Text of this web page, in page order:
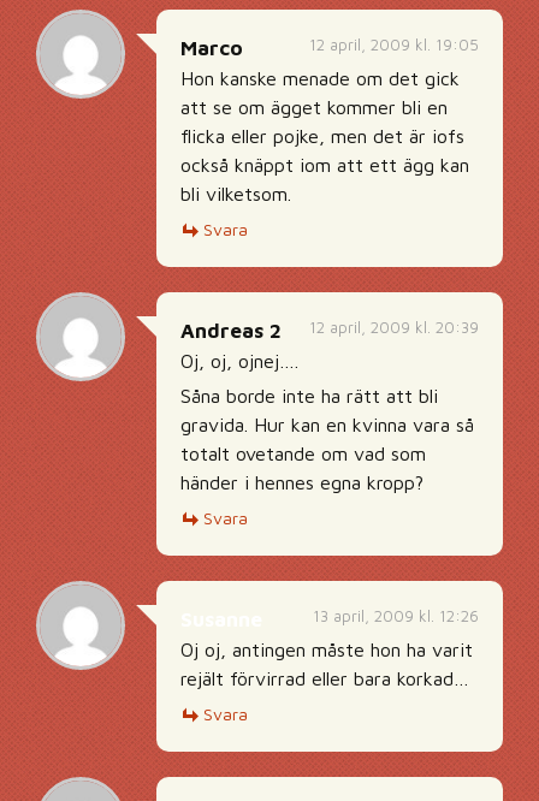
12 april, 2009 kl. 19:05
Marco
Hon kanske menade om det gick
att se om ägget kommer bli en
flicka eller pojke, men det är iofs
också knäppt iom att ett ägg kan
bli vilketsom.
Svara
12 april, 2009 kl. 20:39
Andreas 2
Oj, oj, ojnej….
Såna borde inte ha rätt att bli
gravida. Hur kan en kvinna vara så
totalt ovetande om vad som
händer i hennes egna kropp?
Svara
13 april, 2009 kl. 12:26
Oj oj, antingen måste hon ha varit
rejält förvirrad eller bara korkad…
Svara